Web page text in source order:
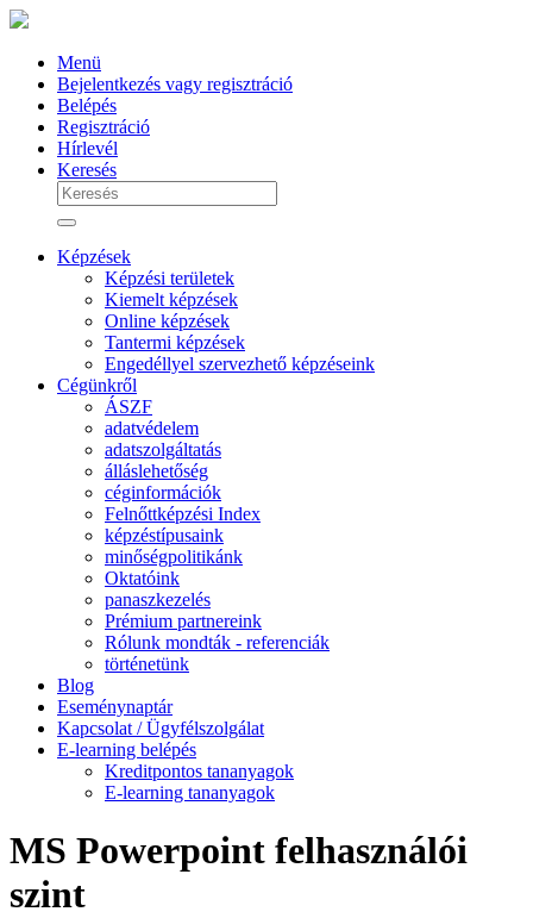
Menü
Bejelentkezés vagy regisztráció
Belépés
Regisztráció
Hírlevél
Keresés
Képzések
Képzési területek
Kiemelt képzések
Online képzések
Tantermi képzések
Engedéllyel szervezhető képzéseink
Cégünkről
ÁSZF
adatvédelem
adatszolgáltatás
álláslehetőség
céginformációk
Felnőttképzési Index
képzéstípusaink
minőségpolitikánk
Oktatóink
panaszkezelés
Prémium partnereink
Rólunk mondták - referenciák
történetünk
Blog
Eseménynaptár
Kapcsolat / Ügyfélszolgálat
E-learning belépés
Kreditpontos tananyagok
E-learning tananyagok
MS Powerpoint felhasználói
szint